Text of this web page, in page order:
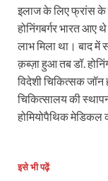
इलाज के लिए फ्रांस के
होनिंगबर्गर भारत आए
लाभ मिला था। बाद
क़ब्ज़ा हुआ तब डॉ.
विदेशी चिकित्सक
चिकित्सालय की
होमियोपैथिक मेडिकल
इसे भी पढ़ें